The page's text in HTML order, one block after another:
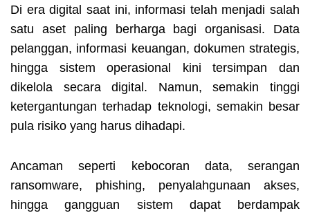
Di era digital saat ini, informasi telah menjadi salah
satu aset paling berharga bagi organisasi. Data
pelanggan, informasi keuangan, dokumen strategis,
hingga sistem operasional kini tersimpan dan
dikelola secara digital. Namun, semakin tinggi
ketergantungan terhadap teknologi, semakin besar
pula risiko yang harus dihadapi.
Ancaman seperti kebocoran data, serangan
ransomware, phishing, penyalahgunaan akses,
hingga gangguan sistem dapat berdampak